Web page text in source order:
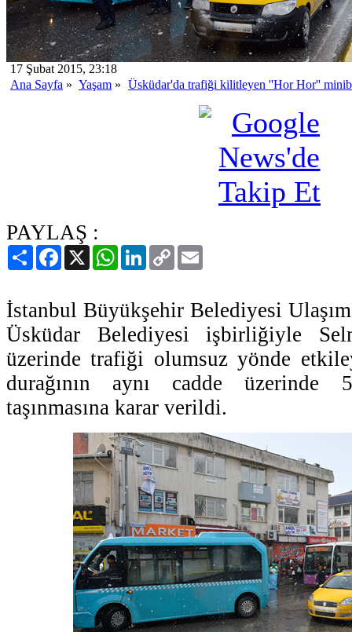
17 Şubat 2015, 23:18
Ana Sayfa » Yaşam » Üsküdar'da trafiği kilitleyen ''Hor Hor''
PAYLAŞ :
PaylaşFacebook
X WhatsAppLinkedIn
Copy
Link
İstanbul Büyükşehir Belediyesi
Üsküdar Belediyesi işbirliğiyle
üzerinde trafiği olumsuz yönde
durağının aynı cadde üzerinde
taşınmasına karar verildi.